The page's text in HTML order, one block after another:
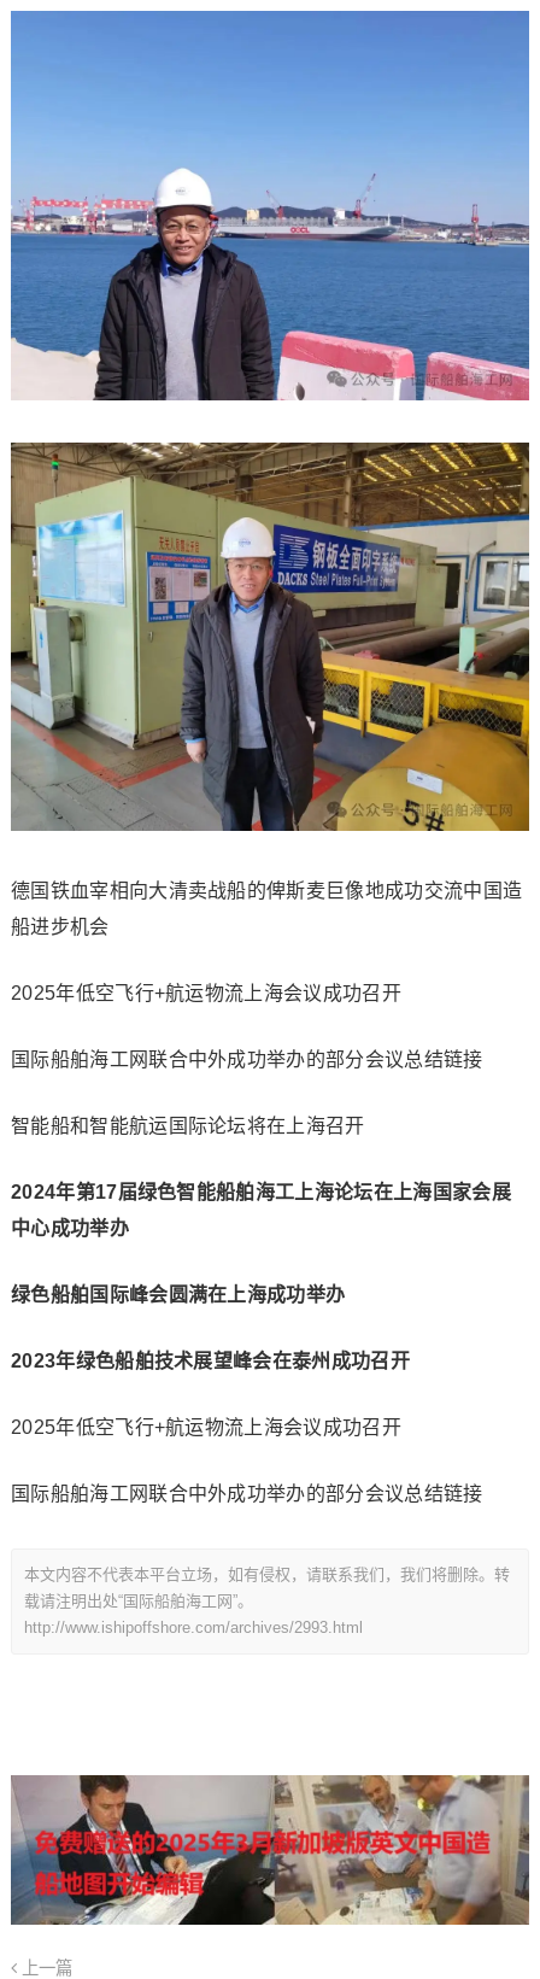
德国铁血宰相向大清卖战船的俾斯麦巨像地成功交流中国造
船进步机会
2025年低空飞行+航运物流上海会议成功召开
国际船舶海工网联合中外成功举办的部分会议总结链接
智能船和智能航运国际论坛将在上海召开
2024年第17届绿色智能船舶海工上海论坛在上海国家会展
中心成功举办
绿色船舶国际峰会圆满在上海成功举办
2023年绿色船舶技术展望峰会在泰州成功召开
2025年低空飞行+航运物流上海会议成功召开
国际船舶海工网联合中外成功举办的部分会议总结链接
本文内容不代表本平台立场，如有侵权，请联系我们，我们将删除。转
载请注明出处“国际船舶海工网”。
http://www.ishipoffshore.com/archives/2993.html
上一篇